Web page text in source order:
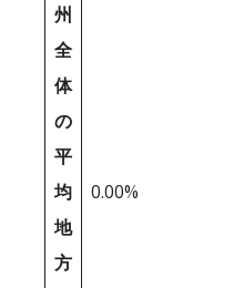
州
全
体
の
平
均
地
方
0.00%